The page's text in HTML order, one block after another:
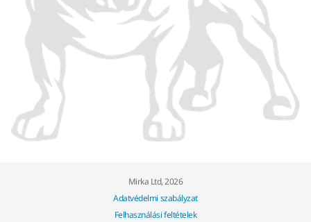
Mirka Ltd, 2026
Adatvédelmi szabályzat
Felhasználási feltételek